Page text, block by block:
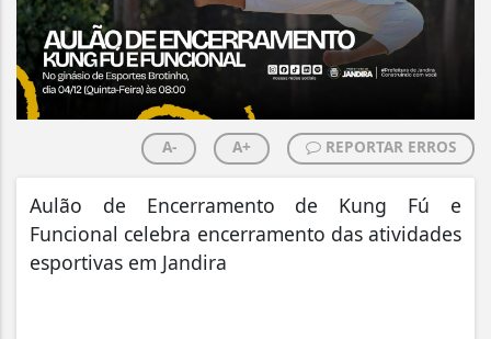
A- A+ REPORTAR ERROS
Aulão de Encerramento de Kung Fú e
Funcional celebra encerramento das atividades
esportivas em Jandira